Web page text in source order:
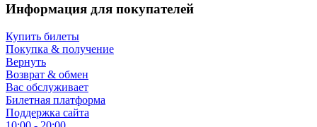
Информация для покупателей
Купить билеты
Покупка & получение
Вернуть
Возврат & обмен
Вас обслуживает
Билетная платформа
Поддержка сайта